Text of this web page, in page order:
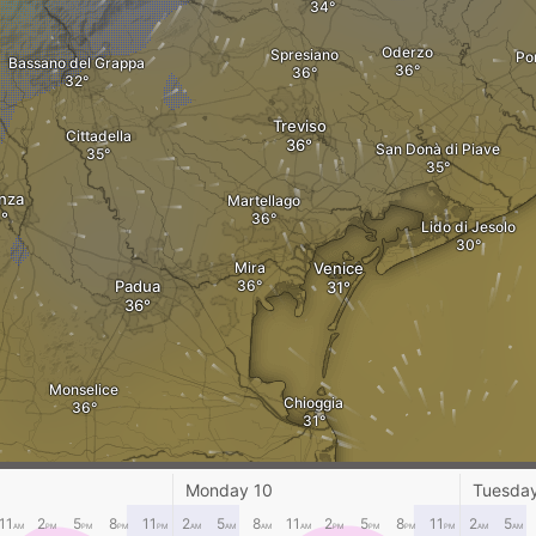
Bassano del Grappa
Cittadella
Padua
Monselice
Spresiano
Treviso
Oderzo
San Donà di Piave
Chioggia
Venice
Martellago
Mira
Lido di Jesolo
Monday 10
11 AM 2PM 5PM 8PM 11 PM 2AM 5AM 8AM 11 AM 2PM 5PM 8PM 11 PM 2AM 5AM